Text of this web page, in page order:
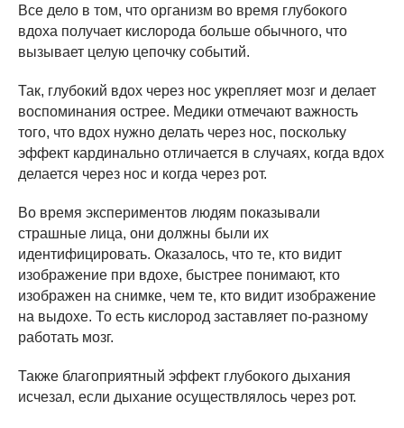
Все дело в том, что организм во время глубокого
вдоха получает кислорода больше обычного, что
вызывает целую цепочку событий.
Так, глубокий вдох через нос укрепляет мозг и делает
воспоминания острее. Медики отмечают важность
того, что вдох нужно делать через нос, поскольку
эффект кардинально отличается в случаях, когда вдох
делается через нос и когда через рот.
Во время экспериментов людям показывали
страшные лица, они должны были их
идентифицировать. Оказалось, что те, кто видит
изображение при вдохе, быстрее понимают, кто
изображен на снимке, чем те, кто видит изображение
на выдохе. То есть кислород заставляет по-разному
работать мозг.
Также благоприятный эффект глубокого дыхания
исчезал, если дыхание осуществлялось через рот.